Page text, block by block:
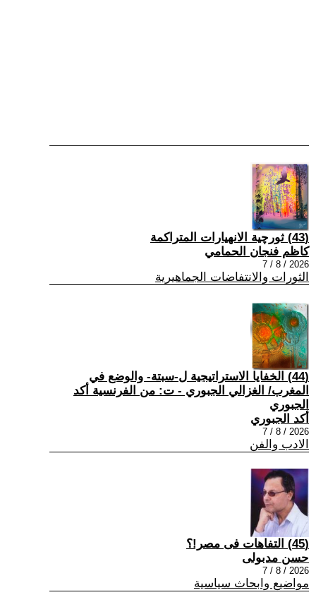
(43) ثورچية الانهيارات المتراكمة
كاظم فنجان الحمامي
2026 / 8 / 7
الثورات والانتفاضات الجماهيرية
(44) الخفايا الاستراتيجية ل-سبتة- والوضع في
المغرب/ الغزالي الجبوري - ت: من الفرنسية أكد
الجبوري
أكد الجبوري
2026 / 8 / 7
الادب والفن
(45) التفاهات فى مصر!؟
حسن مدبولى
2026 / 8 / 7
مواضيع وابحاث سياسية